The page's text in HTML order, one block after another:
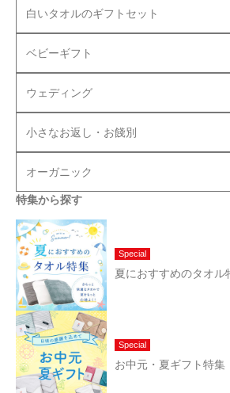
白いタオルのギフトセット
ベビーギフト
ウェディング
小さなお返し・お餞別
オーガニック
特集から探す
Special
夏におすすめのタオル
Special
お中元・夏ギフト特集